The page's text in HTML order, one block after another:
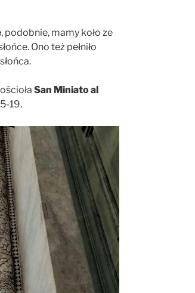
, podobnie, mamy koło ze
Ono też pełniło
San Miniato al
19.